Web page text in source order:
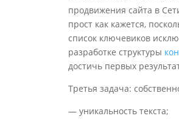
продвижения сайта в
прост как кажется,
список ключевиков
разработке структуры
достичь первых
Третья задача:
— уникальность текста;